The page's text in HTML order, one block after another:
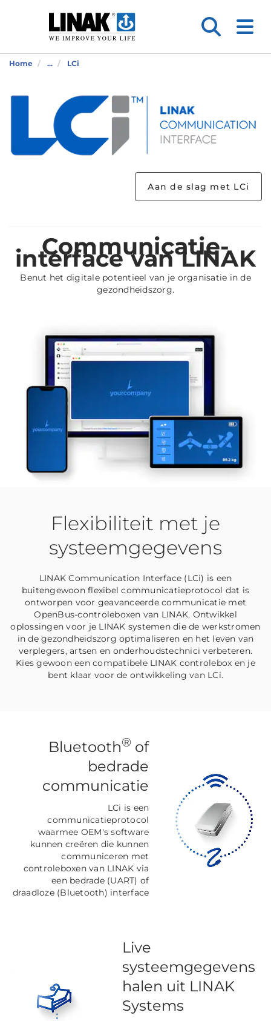
Home ... LCi
Aan de slag met LCi
Communicatie-
interface van LINAK
Benut het digitale potentieel van je organisatie in de
gezondheidszorg.
Flexibiliteit met je
systeemgegevens
LINAK Communication Interface (LCi) is een
buitengewoon flexibel communicatieprotocol dat is
ontworpen voor geavanceerde communicatie met
OpenBus-controleboxen van LINAK. Ontwikkel
oplossingen voor je LINAK systemen die de werkstromen
in de gezondheidszorg optimaliseren en het leven van
verplegers, artsen en onderhoudstechnici verbeteren.
Kies gewoon een compatibele LINAK controlebox en je
bent klaar voor de ontwikkeling van LCi.
Bluetooth® of
bedrade
communicatie
LCi is een
communicatieprotocol
waarmee OEM's software
kunnen creëren die kunnen
communiceren met
controleboxen van LINAK via
een bedrade (UART) of
draadloze (Bluetooth) interface
Live
systeemgegevens
halen uit LINAK
Systems